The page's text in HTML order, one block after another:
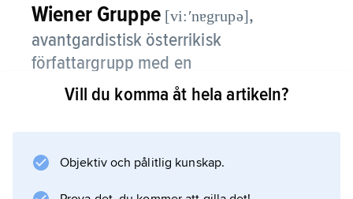
Wiener Gruppe [vi:ʹnɐgrupə],
avantgardistisk österrikisk
författargrupp med en
experimenterande och medvetet
och upplöstes 1964. Kända företrädare var
Vill du komma åt hela artikeln?
Objektiv och pålitlig kunskap.